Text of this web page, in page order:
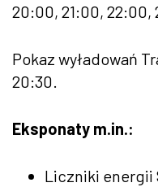
20:00, 21:00, 22:00,
Pokaz wyładowań
20:30.
Eksponaty m.in.:
Liczniki energii